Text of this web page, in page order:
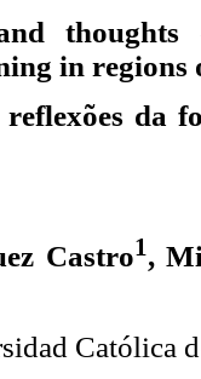
thoughts
in regions
da
Castro1,
Católica